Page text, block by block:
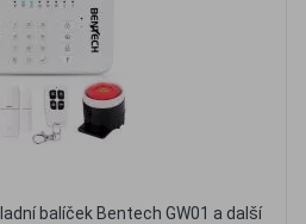
balíček Bentech GW01 a další